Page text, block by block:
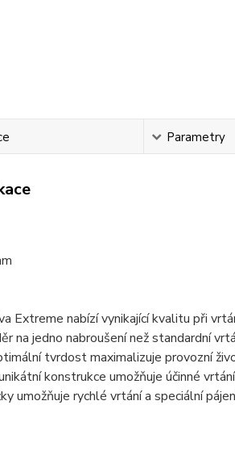
Parametry
Extreme nabízí vynikající kvalitu při
na jedno nabroušení než standardní
tvrdost maximalizuje provozní
konstrukce umožňuje účinné
umožňuje rychlé vrtání a speciální